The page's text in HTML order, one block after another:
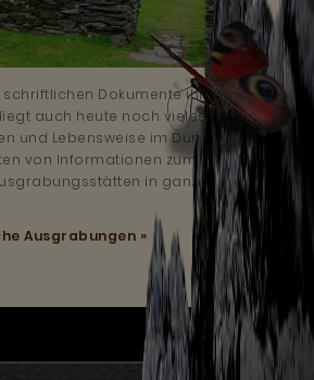
schriftlichen Dokumente ihrer
liegt auch heute noch vieles über
und Lebensweise im Dunklen.
von Informationen zum Leben
in ganz
Ausgrabungen »